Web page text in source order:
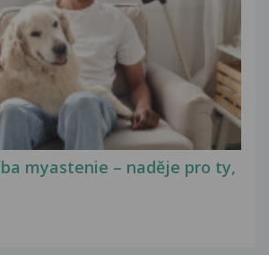
myastenie – naděje pro ty,